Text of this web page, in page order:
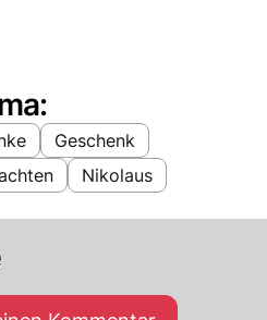
Geschenk
Nikolaus